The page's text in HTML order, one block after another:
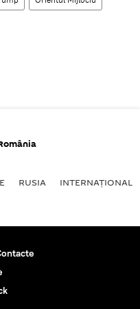
RUSIA INTERNAŢIONAL